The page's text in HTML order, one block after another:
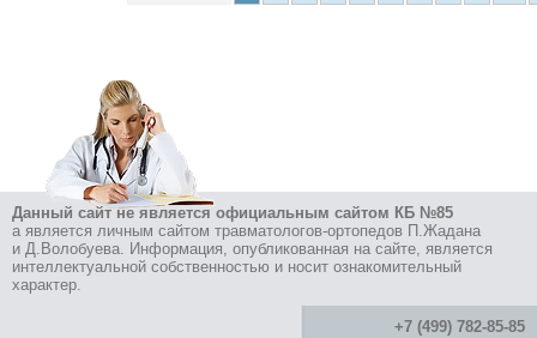
Данный сайт не является официальным сайтом КБ №85
а является личным сайтом травматологов-ортопедов П.Жадана
и Д.Волобуева. Информация, опубликованная на сайте, является
интеллектуальной собственностью и носит ознакомительный
характер.
+7 (499) 782-85-85